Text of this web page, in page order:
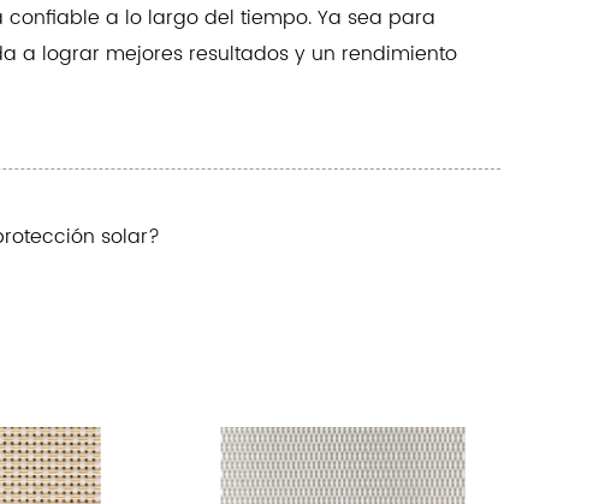
a lo largo del tiempo. Ya sea para
a lograr mejores resultados y un rendimiento
solar?